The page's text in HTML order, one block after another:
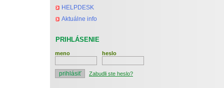
HELPDESK
Aktuálne info
PRIHLÁSENIE
meno heslo
Zabudli ste heslo?